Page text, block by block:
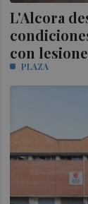
L'Alcora
con
PLAZA